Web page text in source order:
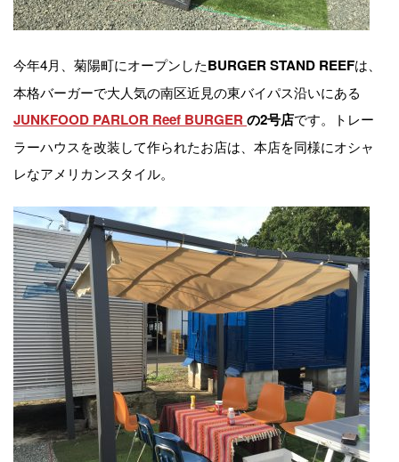
今年4月、菊陽町にオープンしたBURGER STAND REEFは、
本格バーガーで大人気の南区近見の東バイパス沿いにある
JUNKFOOD PARLOR Reef BURGERの2号店です。トレー
ラーハウスを改装して作られたお店は、本店を同様にオシャ
レなアメリカンスタイル。